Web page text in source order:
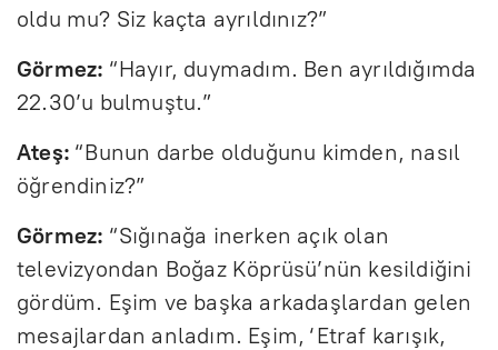
oldu mu? Siz kaçta ayrıldınız?”
Görmez: “Hayır, duymadım. Ben ayrıldığımda
22.30’u bulmuştu.”
Ateş: “Bunun darbe olduğunu kimden, nasıl
öğrendiniz?”
Görmez: “Sığınağa inerken açık olan
televizyondan Boğaz Köprüsü’nün kesildiğini
gördüm. Eşim ve başka arkadaşlardan gelen
mesajlardan anladım. Eşim, ‘Etraf karışık,